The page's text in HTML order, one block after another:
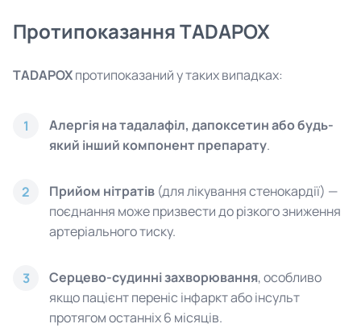
Протипоказання TADAPOX
TADAPOXпротипоказаний у таких випадках:
1
Алергія на тадалафіл, дапоксетин або будь-
який інший компонент препарату.
2 Прийом нітратів (для лікування стенокардії) —
поєднання може призвести до різкого зниження
артеріального тиску.
3 Серцево-судинні захворювання, особливо
якщо пацієнт переніс інфаркт або інсульт
протягом останніх 6 місяців.